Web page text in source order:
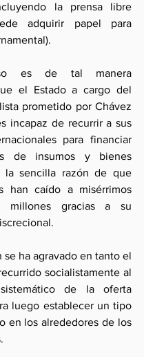
la prensa libre
adquirir papel para
es de tal manera
el Estado a cargo del
prometido por Chávez
incapaz de recurrir a sus
para financiar
de insumos y bienes
la sencilla razón de que
han caído a misérrimos
millones gracias a su
se ha agravado en tanto el
socialistamente al
de la oferta
luego establecer un tipo
en los alrededores de los